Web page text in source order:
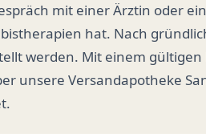
mit einer Ärztin oder
hat. Nach
werden. Mit einem gültigen
unsere Versandapotheke